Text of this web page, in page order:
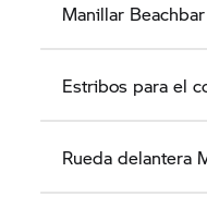
Manillar
Estribos para el
Rueda delantera